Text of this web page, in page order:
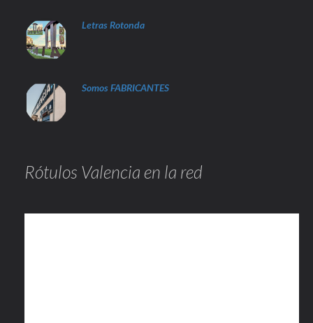
Letras Rotonda
Somos FABRICANTES
Rótulos Valencia en la red